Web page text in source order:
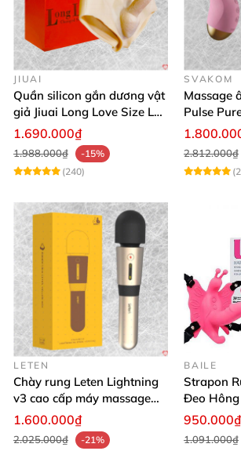
JIUAI
Quần silicon gắn dương vật
giả Jiuai Long Love Size L
hỗ trợ khoái cảm
1.690.000₫
1.988.000₫
-15%
(240)
SVAKOM
Massage
Pulse
công
2.812.000₫
LETEN
Chày rung Leten Lightning
v3 cao cấp máy massage
kích thích mạnh
1.600.000₫
2.025.000₫
-21%
BAILE
Strapon
Đeo Hông
Xa
950.000₫
1.091.000₫